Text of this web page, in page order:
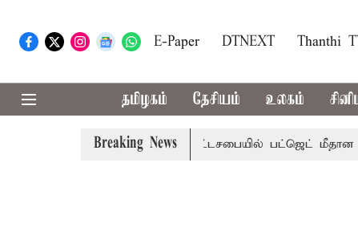
E-Paper DTNEXT Thanthi
தமிழகம் தேசியம் உலகம்
Breaking News
தடுமாற்றமா? சட்டசபையில் பட்ஜெட் மீதான விவாதம்